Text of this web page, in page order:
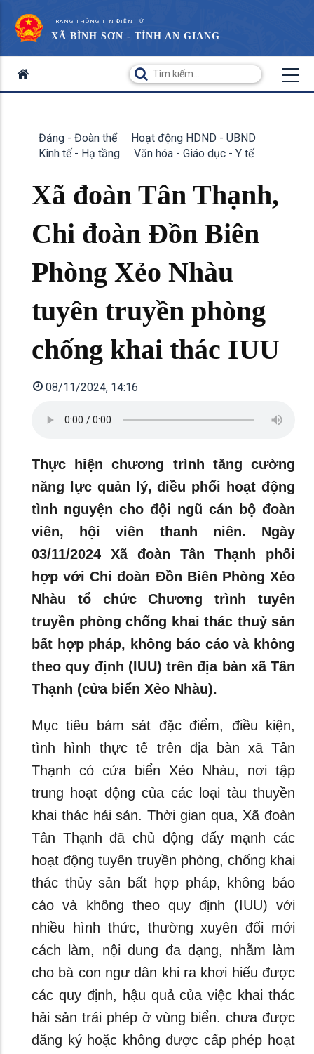
TRANG THÔNG TIN ĐIỆN TỬ
XÃ BÌNH SƠN - TỈNH AN GIANG
Đảng - Đoàn thể
Hoạt động HDND - UBND
Kinh tế - Hạ tầng
Văn hóa - Giáo dục - Y tế
Xã đoàn Tân Thạnh,
Chi đoàn Đồn Biên
Phòng Xẻo Nhàu
tuyên truyền phòng
chống khai thác IUU
08/11/2024, 14:16
Thực hiện chương trình tăng cường
năng lực quản lý, điều phối hoạt động
tình nguyện cho đội ngũ cán bộ đoàn
viên, hội viên thanh niên. Ngày
03/11/2024 Xã đoàn Tân Thạnh phối
hợp với Chi đoàn Đồn Biên Phòng Xẻo
Nhàu tổ chức Chương trình tuyên
truyền phòng chống khai thác thuỷ sản
bất hợp pháp, không báo cáo và không
theo quy định (IUU) trên địa bàn xã Tân
Thạnh (cửa biển Xẻo Nhàu).
Mục tiêu bám sát đặc điểm, điều kiện,
tình hình thực tế trên địa bàn xã Tân
Thạnh có cửa biển Xẻo Nhàu, nơi tập
trung hoạt động của các loại tàu thuyền
khai thác hải sản. Thời gian qua, Xã đoàn
Tân Thạnh đã chủ động đẩy mạnh các
hoạt động tuyên truyền phòng, chống khai
thác thủy sản bất hợp pháp, không báo
cáo và không theo quy định (IUU) với
nhiều hình thức, thường xuyên đổi mới
cách làm, nội dung đa dạng, nhằm làm
cho bà con ngư dân khi ra khơi hiểu được
các quy định, hậu quả của việc khai thác
hải sản trái phép ở vùng biển. chưa được
đăng ký hoặc không được cấp phép hoạt